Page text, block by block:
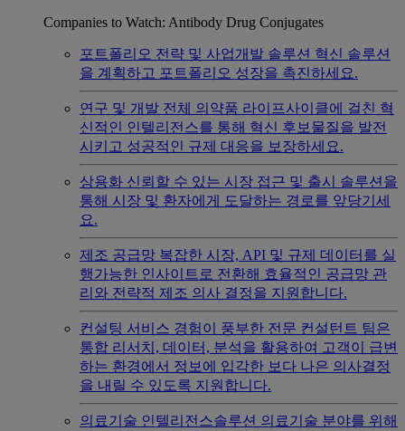
Companies to Watch: Antibody Drug Conjugates
포트폴리오 전략 및 사업개발 솔루션 혁신 솔루션
을 계획하고 포트폴리오 성장을 촉진하세요.
연구 및 개발 전체 의약품 라이프사이클에 걸친 혁
신적인 인텔리전스를 통해 혁신 후보물질을 발전
시키고 성공적인 규제 대응을 보장하세요.
상용화 신뢰할 수 있는 시장 접근 및 출시 솔루션을
통해 시장 및 환자에게 도달하는 경로를 앞당기세
요.
제조 공급망 복잡한 시장, API 및 규제 데이터를 실
행가능한 인사이트로 전환해 효율적인 공급망 관
리와 전략적 제조 의사 결정을 지원합니다.
컨설팅 서비스 경험이 풍부한 전문 컨설턴트 팀은
통합 리서치, 데이터, 분석을 활용하여 고객이 급변
하는 환경에서 정보에 입각한 보다 나은 의사결정
을 내릴 수 있도록 지원합니다.
의료기술 인텔리전스솔루션 의료기술 분야를 위해